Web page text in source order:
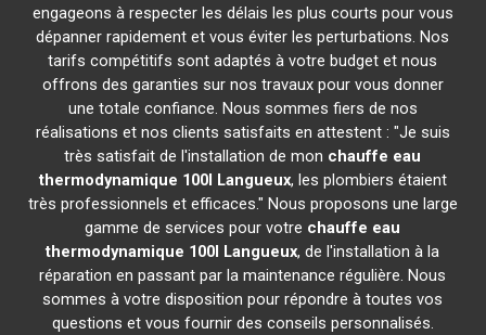
engageons à respecter les délais les plus courts pour vous
dépanner rapidement et vous éviter les perturbations. Nos
tarifs compétitifs sont adaptés à votre budget et nous
offrons des garanties sur nos travaux pour vous donner
une totale confiance. Nous sommes fiers de nos
réalisations et nos clients satisfaits en attestent : "Je suis
très satisfait de l'installation de mon chauffe eau
thermodynamique 100l Langueux, les plombiers étaient
très professionnels et efficaces." Nous proposons une large
gamme de services pour votre chauffe eau
thermodynamique 100l Langueux, de l'installation à la
réparation en passant par la maintenance régulière. Nous
sommes à votre disposition pour répondre à toutes vos
questions et vous fournir des conseils personnalisés.